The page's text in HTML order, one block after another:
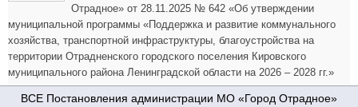
Отрадное» от 28.11.2025 № 642 «Об утверждении
муниципальной программы «Поддержка и развитие коммунального
хозяйства, транспортной инфраструктуры, благоустройства на
территории Отрадненского городского поселения Кировского
муниципального района Ленинградской области на 2026 – 2028 гг.»
Постановления администрации МО «Город Отрадное»